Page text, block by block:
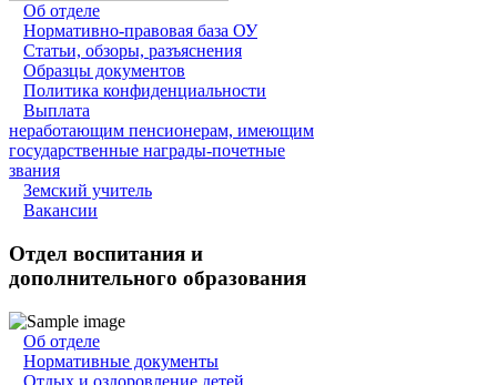
Об отделе
Нормативно-правовая база ОУ
Статьи, обзоры, разъяснения
Образцы документов
Политика конфиденциальности
Выплата
неработающим пенсионерам, имеющим
государственные награды-почетные
звания
Земский учитель
Вакансии
Отдел воспитания и
дополнительного образования
Об отделе
Нормативные документы
Отдых и оздоровление детей